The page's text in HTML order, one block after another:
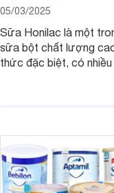
05/03/2025
Sữa Honilac là một
sữa bột chất lượng
thức đặc biệt, có nhiều